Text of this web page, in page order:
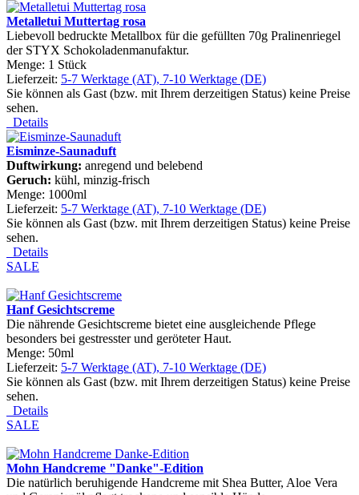
Metalletui Muttertag rosa
Liebevoll bedruckte Metallbox für die gefüllten 70g Pralinenriegel
der STYX Schokoladenmanufaktur.
Menge: 1 Stück
Lieferzeit: 5-7 Werktage (AT), 7-10 Werktage (DE)
Sie können als Gast (bzw. mit Ihrem derzeitigen Status) keine Preise
sehen.
Details
Eisminze-Saunaduft
Duftwirkung: anregend und belebend
Geruch: kühl, minzig-frisch
Menge: 1000ml
Lieferzeit: 5-7 Werktage (AT), 7-10 Werktage (DE)
Sie können als Gast (bzw. mit Ihrem derzeitigen Status) keine Preise
sehen.
Details
SALE
Hanf Gesichtscreme
Die nährende Gesichtscreme bietet eine ausgleichende Pflege
besonders bei gestresster und geröteter Haut.
Menge: 50ml
Lieferzeit: 5-7 Werktage (AT), 7-10 Werktage (DE)
Sie können als Gast (bzw. mit Ihrem derzeitigen Status) keine Preise
sehen.
Details
SALE
Mohn Handcreme "Danke"-Edition
Die natürlich beruhigende Handcreme mit Shea Butter, Aloe Vera